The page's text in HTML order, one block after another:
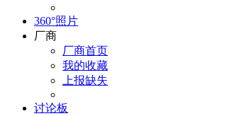
360°照片
厂商
厂商首页
我的收藏
上报缺失
讨论板